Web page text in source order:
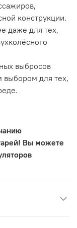
конструкции.
даже для тех,
выбросов
выбором для тех,
Вы можете